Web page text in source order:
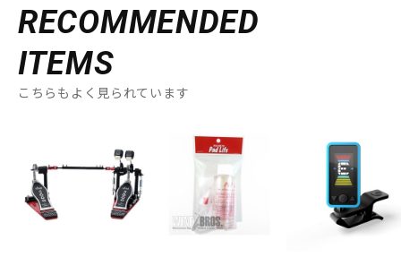
RECOMMENDED
ITEMS
こちらもよく見られています